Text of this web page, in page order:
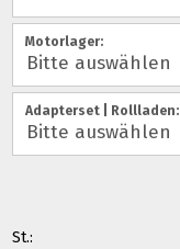
Motorlager:
Adapterset | Rollladen:
St.: